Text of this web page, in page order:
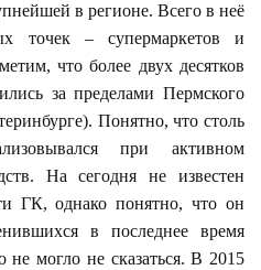
в регионе. Всего в неё
точек – супермаркетов и
что более двух десятков
за пределами Пермского
Понятно, что столь
при активном
На сегодня не известен
ГК, однако понятно, что он
в последнее время
не могло не сказаться. В 2015